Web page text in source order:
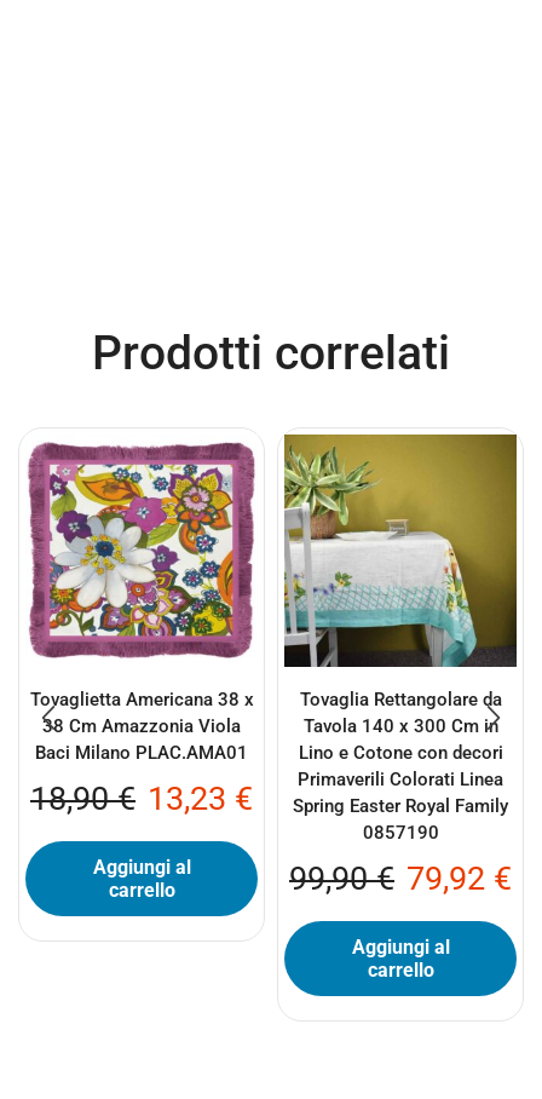
Prodotti correlati
Tovaglietta Americana 38 x
38 Cm Amazzonia Viola
Baci Milano PLAC.AMA01
18,90€ 13,23 €
Aggiungi al
carrello
Tovaglia Rettangolare da
Tavola 140 x 300 Cm in
Lino e Cotone con decori
Primaverili Colorati Linea
Spring Easter Royal Family
0857190
99,90€ 79,92 €
Aggiungi al
carrello